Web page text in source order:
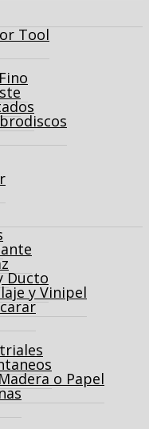
Tool
Ducto
y Vinipel
o Papel